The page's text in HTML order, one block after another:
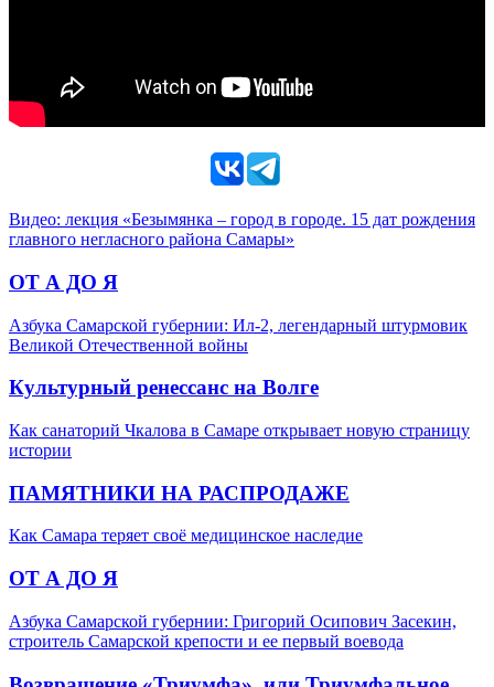
Видео: лекция «Безымянка – город в городе. 15 дат рождения
главного негласного района Самары»
ОТ А ДО Я
Азбука Самарской губернии: Ил-2, легендарный штурмовик
Великой Отечественной войны
Культурный ренессанс на Волге
Как санаторий Чкалова в Самаре открывает новую страницу
истории
ПАМЯТНИКИ НА РАСПРОДАЖЕ
Как Самара теряет своё медицинское наследие
ОТ А ДО Я
Азбука Самарской губернии: Григорий Осипович Засекин,
строитель Самарской крепости и ее первый воевода